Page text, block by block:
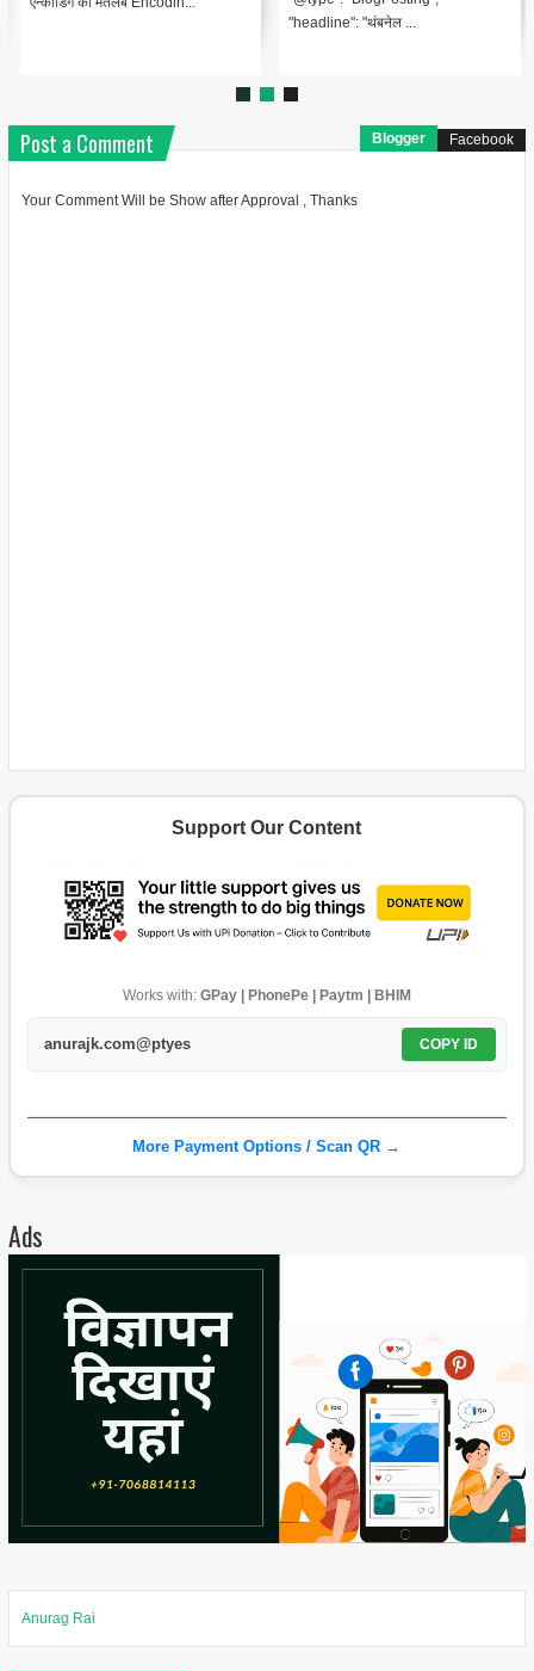
"headline": "थंबनेल ...
Post a Comment Blogger Facebook
Your Comment Will be Show after Approval , Thanks
Support Our Content
Works with: GPay | PhonePe | Paytm | BHIM
anurajk.com@ptyes COPY ID
More Payment Options / Scan QR →
Ads
Anurag Rai